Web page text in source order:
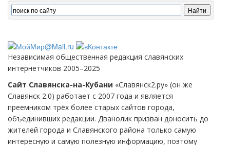
Независимая общественная редакция славянских
интернетчиков 2005–2025
Сайт Славянска-на-Кубани «Славянск2.ру» (он же
Славянск 2.0) работает с 2007 года и является
преемником трёх более старых сайтов города,
объединивших редакции. Дванолик призван доносить до
жителей города и Славянского района только самую
интересную и самую полезную информацию, поэтому